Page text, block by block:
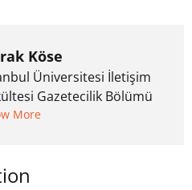
Köse
Üniversitesi İletişim
Gazetecilik Bölümü
6 yıl ana akım
2017'nin Mayıs ayından
More